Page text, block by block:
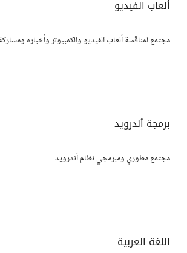
ألعاب الفيديو
مجتمع لمناقشة ألعاب الفيديو والكمبيوتر وأخباره
برمجة أندرويد
مجتمع مطوري ومبرمجي نظام أندرويد
اللغة العربية